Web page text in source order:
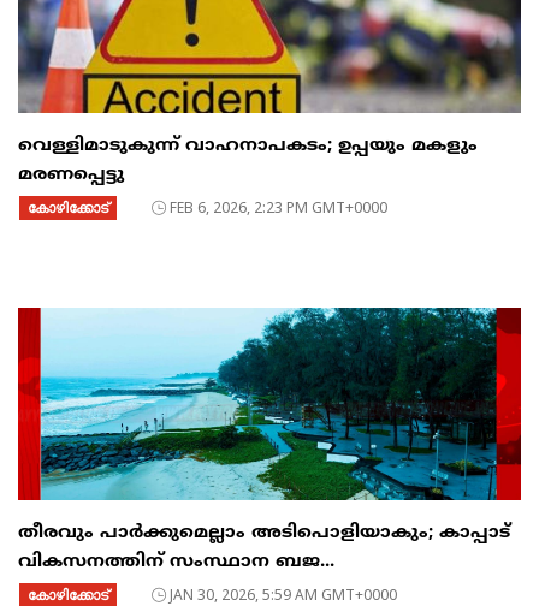
വെള്ളിമാടുകുന്ന് വാഹനാപകടം; ഉപ്പയും മകളും
മരണപ്പെട്ടു
കോഴിക്കോട് FEB 6, 2026, 2:23 PM GMT+0000
തീരവും പാർക്കുമെല്ലാം അടിപൊളിയാകും; കാപ്പാട്
വികസനത്തിന് സംസ്ഥാന ബജ...
കോഴിക്കോട് JAN 30, 2026, 5:59 AM GMT+0000